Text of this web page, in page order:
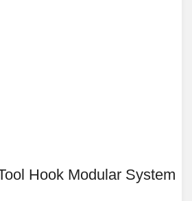
Hook Modular System